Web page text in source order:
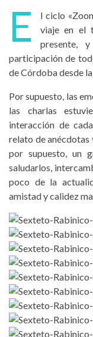
E
l ciclo
viaje en el
presente,
participación de
de Córdoba desde
Por supuesto, las
las charlas
interacción de
relato de anécdotas
por supuesto, un
saludarlos,
poco de la
amistad y calidez